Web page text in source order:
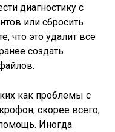
диагностику с
или сбросить
что это удалит все
создать
как проблемы с
скорее всего,
Иногда